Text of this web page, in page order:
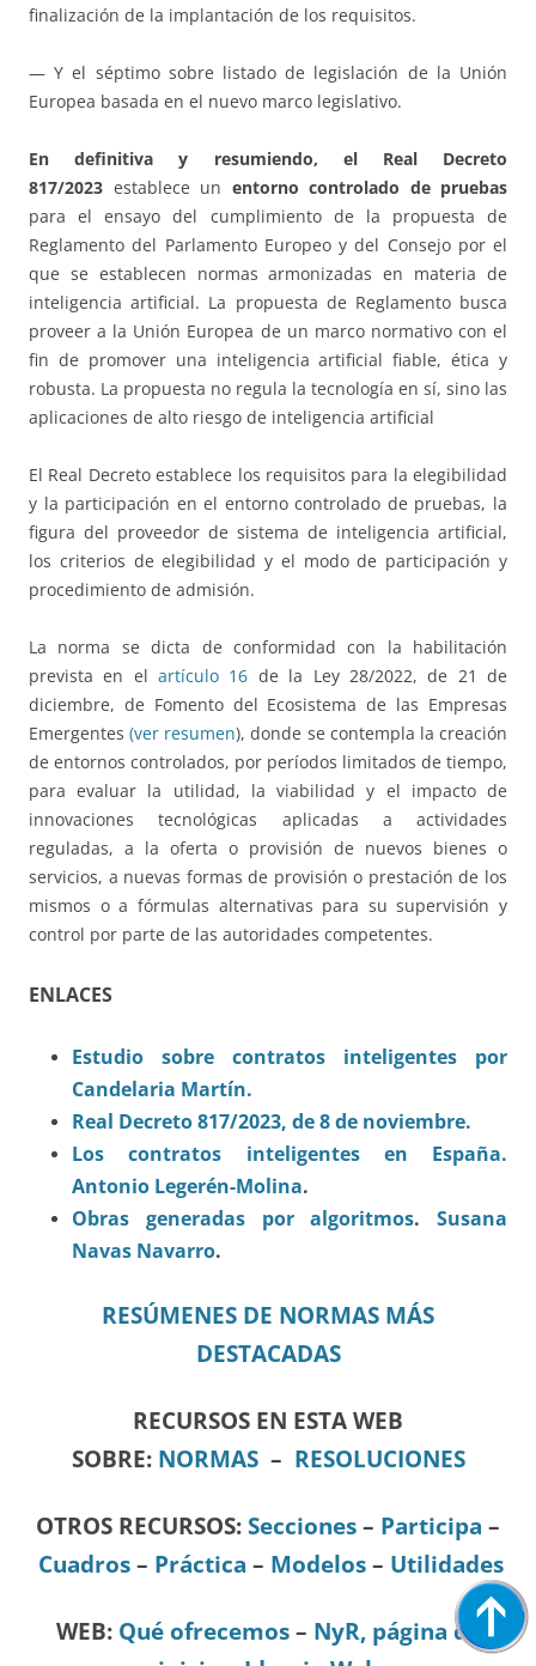
finalización de la implantación de los requisitos.
— Y el séptimo sobre listado de legislación de la Unión
Europea basada en el nuevo marco legislativo.
En definitiva y resumiendo, el Real Decreto
817/2023 establece un entorno controlado de pruebas
para el ensayo del cumplimiento de la propuesta de
Reglamento del Parlamento Europeo y del Consejo por el
que se establecen normas armonizadas en materia de
inteligencia artificial. La propuesta de Reglamento busca
proveer a la Unión Europea de un marco normativo con el
fin de promover una inteligencia artificial fiable, ética y
robusta. La propuesta no regula la tecnología en sí, sino las
aplicaciones de alto riesgo de inteligencia artificial
El Real Decreto establece los requisitos para la elegibilidad
y la participación en el entorno controlado de pruebas, la
figura del proveedor de sistema de inteligencia artificial,
los criterios de elegibilidad y el modo de participación y
procedimiento de admisión.
La norma se dicta de conformidad con la habilitación
prevista en elartículo 16 de la Ley 28/2022, de 21 de
diciembre, de Fomento del Ecosistema de las Empresas
Emergentes(ver resumen), donde se contempla la creación
de entornos controlados, por períodos limitados de tiempo,
para evaluar la utilidad, la viabilidad y el impacto de
innovaciones tecnológicas aplicadas a actividades
reguladas, a la oferta o provisión de nuevos bienes o
servicios, a nuevas formas de provisión o prestación de los
mismos o a fórmulas alternativas para su supervisión y
control por parte de las autoridades competentes.
ENLACES
Estudio sobre contratos inteligentes por
Candelaria Martín.
Real Decreto 817/2023, de 8 de noviembre.
Los contratos inteligentes en España.
Antonio Legerén-Molina.
Obras generadas por algoritmos. Susana
Navas Navarro.
RESÚMENES DE NORMAS MÁS
DESTACADAS
RECURSOS EN ESTA WEB
SOBRE: NORMAS– RESOLUCIONES
OTROS RECURSOS: Secciones – Participa –
Cuadros – Práctica – Modelos – Utilidades
WEB: Qué ofrecemos– NyR, página de